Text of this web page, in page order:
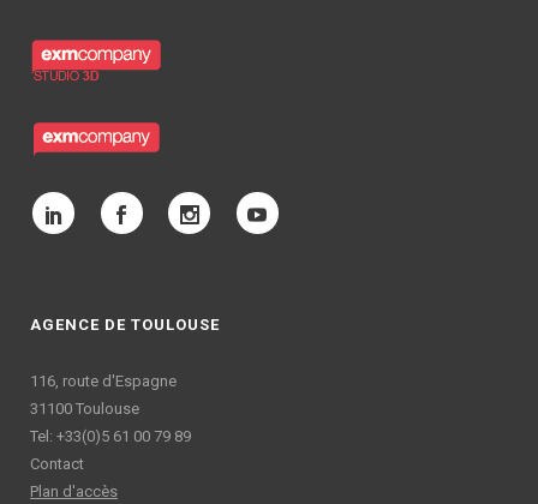
AGENCE DE TOULOUSE
116, route d'Espagne
31100 Toulouse
Tel: +33(0)5 61 00 79 89
Contact
Plan d'accès